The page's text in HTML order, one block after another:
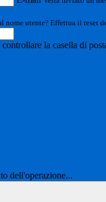
nome utente? Effettua il reset
la casella di
dell'operazione...